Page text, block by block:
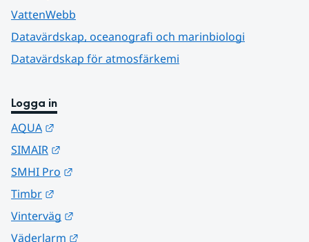
VattenWebb
Datavärdskap, oceanografi och marinbiologi
Datavärdskap för atmosfärkemi
Logga in
AQUA
SIMAIR
SMHI Pro
Timbr
Vinterväg
Väderlarm